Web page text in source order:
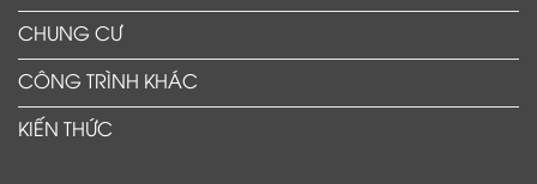
CHUNG CƯ
CÔNG TRÌNH KHÁC
KIẾN THỨC